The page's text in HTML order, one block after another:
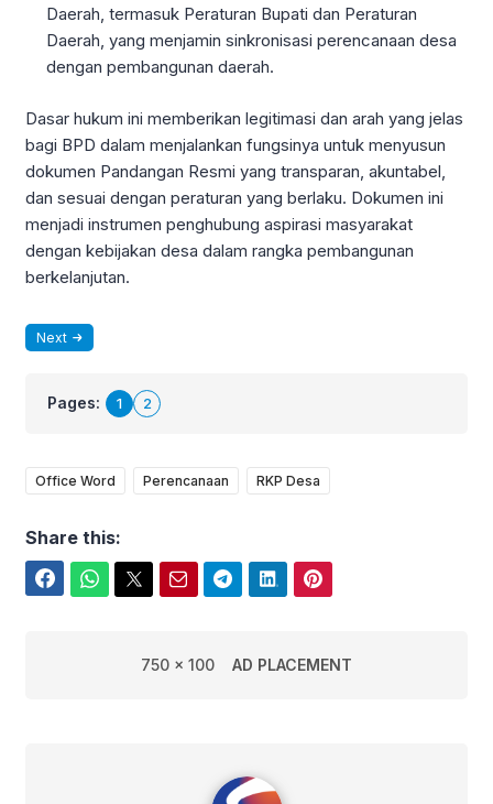
Daerah, termasuk Peraturan Bupati dan Peraturan
Daerah, yang menjamin sinkronisasi perencanaan desa
dengan pembangunan daerah.
Dasar hukum ini memberikan legitimasi dan arah yang jelas
bagi BPD dalam menjalankan fungsinya untuk menyusun
dokumen Pandangan Resmi yang transparan, akuntabel,
dan sesuai dengan peraturan yang berlaku. Dokumen ini
menjadi instrumen penghubung aspirasi masyarakat
dengan kebijakan desa dalam rangka pembangunan
berkelanjutan.
Next
Pages: 1 2
Office Word Perencanaan RKP Desa
Share this:
750 x 100 AD PLACEMENT